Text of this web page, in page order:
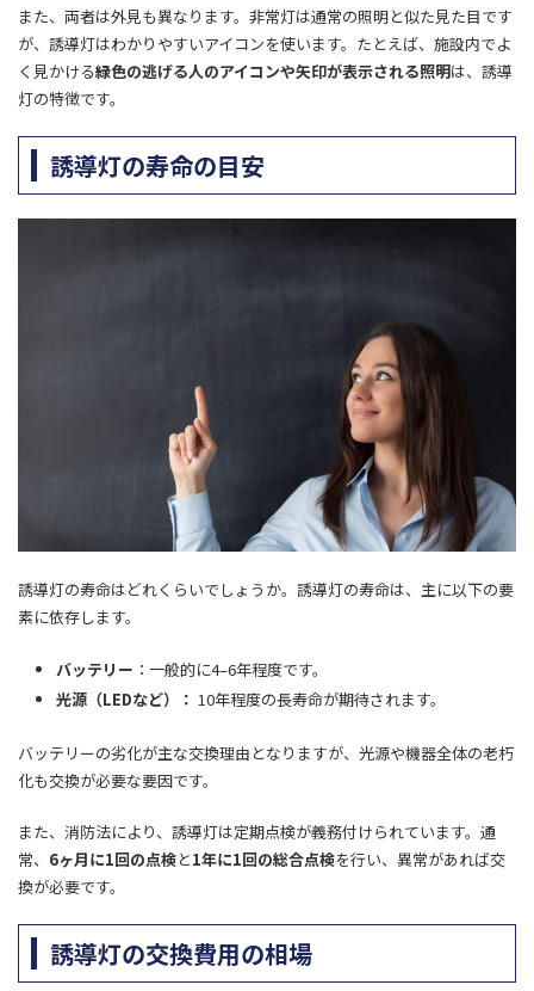
また、両者は外見も異なります。非常灯は通常の照明と似た見た目です
が、誘導灯はわかりやすいアイコンを使います。たとえば、施設内でよ
く見かける緑色の逃げる人のアイコンや矢印が表示される照明は、誘導
灯の特徴です。
誘導灯の寿命の目安
誘導灯の寿命はどれくらいでしょうか。誘導灯の寿命は、主に以下の要
素に依存します。
バッテリー ：一般的に4–6年程度です。
光源（LEDなど）： 10年程度の長寿命が期待されます。
バッテリーの劣化が主な交換理由となりますが、光源や機器全体の老朽
化も交換が必要な要因です。
また、 消防法により、誘導灯は定期点検が義務付けられています。通
常、 6ヶ月に1回の点検と1年に1回の総合点検を行い、異常があれば交
換が必要です。
誘導灯の交換費用の相場